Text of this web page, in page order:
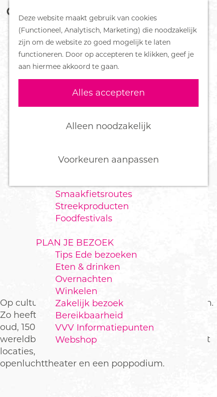
Deze website maakt gebruik van cookies
(Functioneel, Analytisch, Marketing) die noodzakelijk
zijn om de website zo goed mogelijk te laten
functioneren. Door op accepteren te klikken, geef je
aan hiermee akkoord te gaan.
Alles accepteren
Alleen noodzakelijk
Voorkeuren aanpassen
a
o
e
k
e
n
M
e
n
u
DORPEN
Bennekom
De Klomp
Deelen
Ederveen
Harskamp
Hoenderloo
Wekerom
Smaakfietsroutes
Streekproducten
Foodfestivals
PLAN JE BEZOEK
Tips Ede bezoeken
Eten & drinken
Overnachten
Winkelen
Zakelijk bezoek
Bereikbaarheid
VVV Informatiepunten
Webshop
CULTUUR IN EDE
Op cultureel gebied heeft Ede genoeg te bieden.
Zo heeft Ede interessante musea voor jong en
oud, 150 buitenkunstwerken, een
wereldberoemde beeldentuin, diverse street-art
locaties, een indrukwekkende concertzaal, een
openluchttheater en een poppodium.